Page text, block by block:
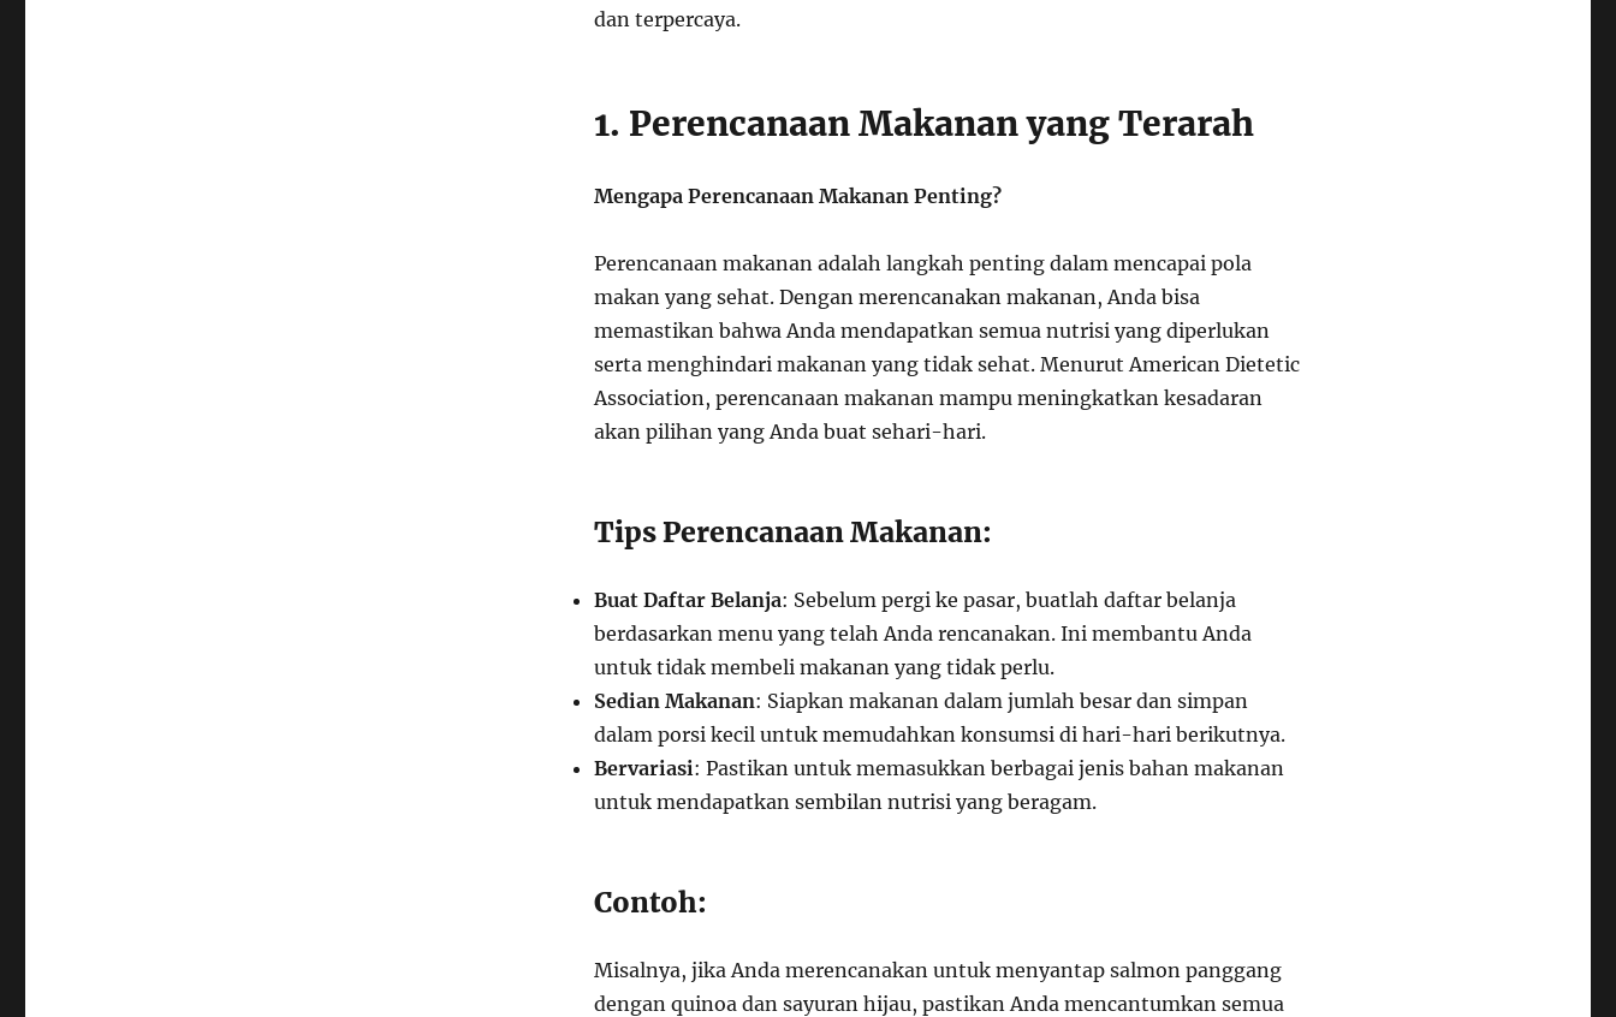
dan terpercaya.
1. Perencanaan Makanan yang Terarah
Mengapa Perencanaan Makanan Penting?
Perencanaan makanan adalah langkah penting dalam mencapai pola
makan yang sehat. Dengan merencanakan makanan, Anda bisa
memastikan bahwa Anda mendapatkan semua nutrisi yang diperlukan
serta menghindari makanan yang tidak sehat. Menurut American Dietetic
Association, perencanaan makanan mampu meningkatkan kesadaran
akan pilihan yang Anda buat sehari-hari.
Tips Perencanaan Makanan:
Buat Daftar Belanja: Sebelum pergi ke pasar, buatlah daftar belanja
berdasarkan menu yang telah Anda rencanakan. Ini membantu Anda
untuk tidak membeli makanan yang tidak perlu.
Sedian Makanan: Siapkan makanan dalam jumlah besar dan simpan
dalam porsi kecil untuk memudahkan konsumsi di hari-hari berikutnya.
Bervariasi: Pastikan untuk memasukkan berbagai jenis bahan makanan
untuk mendapatkan sembilan nutrisi yang beragam.
Contoh:
Misalnya, jika Anda merencanakan untuk menyantap salmon panggang
dengan quinoa dan sayuran hijau, pastikan Anda mencantumkan semua